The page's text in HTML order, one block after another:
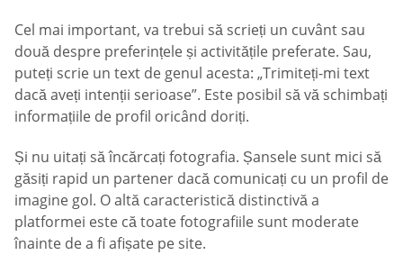
Cel mai important, va trebui să scrieți un cuvânt sau
două despre preferințele și activitățile preferate. Sau,
puteți scrie un text de genul acesta: „Trimiteți-mi text
dacă aveți intenții serioase”. Este posibil să vă schimbați
informațiile de profil oricând doriți.
Și nu uitați să încărcați fotografia. Șansele sunt mici să
găsiți rapid un partener dacă comunicați cu un profil de
imagine gol. O altă caracteristică distinctivă a
platformei este că toate fotografiile sunt moderate
înainte de a fi afișate pe site.